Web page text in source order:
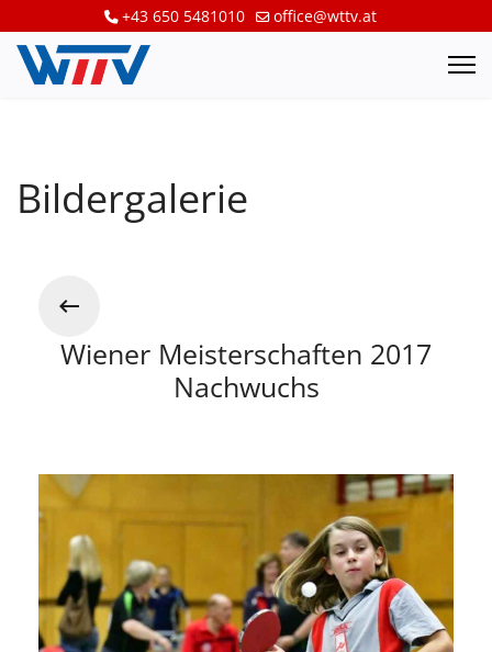
+43 650 5481010 office@wttv.at
Bildergalerie
Wiener Meisterschaften 2017
Nachwuchs